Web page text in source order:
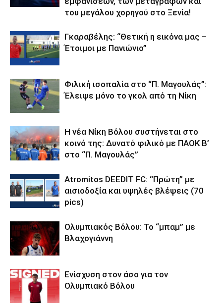
του μεγάλου χορηγού στο Ξενία!
Γκαραβέλης: “Θετική η εικόνα μας –
Έτοιμοι με Πανιώνιο”
Φιλική ισοπαλία στο “Π. Μαγουλάς”:
Έλειψε μόνο το γκολ από τη Νίκη
Η νέα Νίκη Βόλου συστήνεται στο
κοινό της: Δυνατό φιλικό με ΠΑΟΚ Β’
στο “Π. Μαγουλάς”
Atromitos DEEDIT FC: “Πρώτη” με
αισιοδοξία και υψηλές βλέψεις (70
pics)
Ολυμπιακός Βόλου: Το “μπαμ” με
Βλαχογιάννη
Ενίσχυση στον άσο για τον
Ολυμπιακό Βόλου